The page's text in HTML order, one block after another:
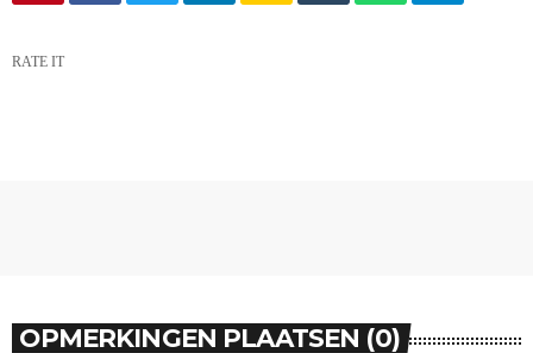
RATE IT
OPMERKINGEN PLAATSEN (0)